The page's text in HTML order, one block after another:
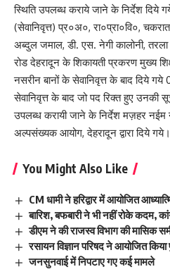
स्थिति उपलब्ध कराये जाने के निर्देश दिये
(सेवानिवृत्त) प्र०अ०, रा०प्रा०वि०,
अब्दुल जमाल, डी. एस. नेगी कालोनी,
रोड देहरादून के शिकायती प्रकरण मुख्य
नसरीन बानों के सेवानिवृत्त के बाद दिये गये
सेवानिवृत्त के बाद जो पद रिक्त हुए उनकी
उपलब्ध करायी जाने के निर्देश मज़हर नईम
अल्पसंख्यक आयोग, देहरादून द्वारा दिये गये।
You Might Also Like
CM धामी ने हरिद्वार में आयोजित
बारिश, बफबारी ने भी नहीं रोके कदम,
डीएम ने की राजस्व विभाग की मासिक
रसायन विज्ञान परिषद ने आयोजित
जनसुनवाई में निपटाए गए कई मामले